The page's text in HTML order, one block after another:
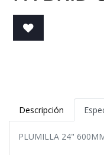
Descripción
PLUMILLA 24"